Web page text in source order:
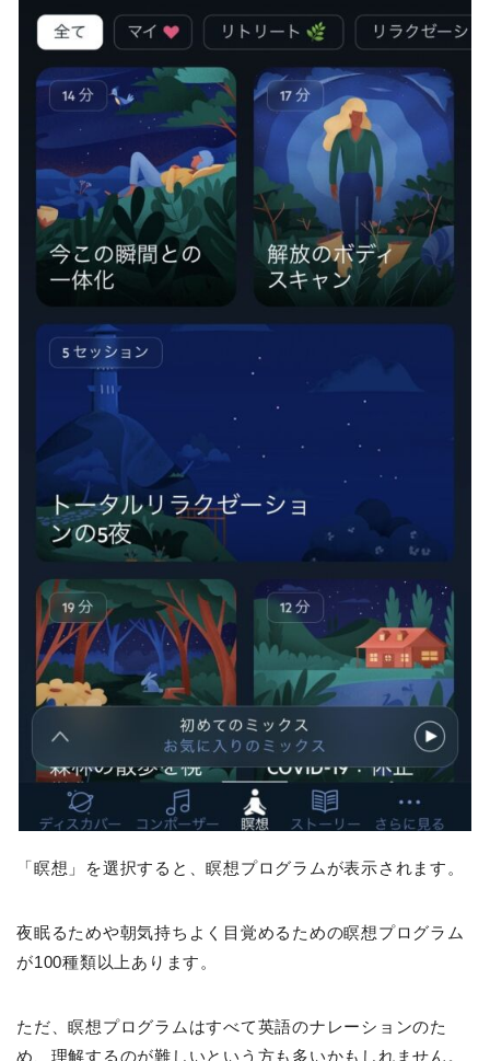
「瞑想」を選択すると、瞑想プログラムが表示されます。
夜眠るためや朝気持ちよく目覚めるための瞑想プログラム
が100種類以上あります。
ただ、瞑想プログラムはすべて英語のナレーションのた
め、理解するのが難しいという方も多いかもしれません。